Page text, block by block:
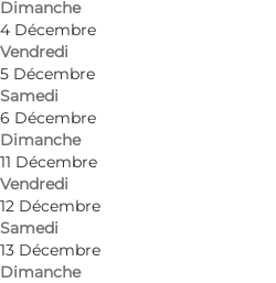
Dimanche
4 Décembre
Vendredi
5 Décembre
Samedi
6 Décembre
Dimanche
11 Décembre
Vendredi
12 Décembre
Samedi
13 Décembre
Dimanche